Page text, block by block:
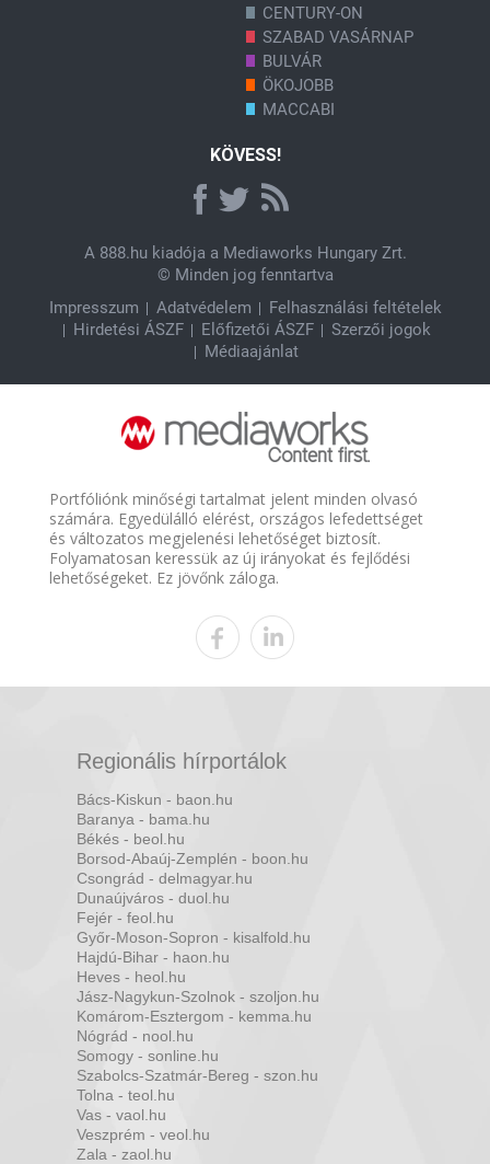
CENTURY-ON
SZABAD VASÁRNAP
BULVÁR
ÖKOJOBB
MACCABI
KÖVESS!
A 888.hukiadója a Mediaworks Hungary Zrt.
© Minden jog fenntartva
Impresszum
Adatvédelem
Felhasználási feltételek
Hirdetési ÁSZF
Előfizetői ÁSZF
Szerzői jogok
Médiaajánlat
Portfóliónk minőségi tartalmat jelent minden olvasó
számára. Egyedülálló elérést, országos lefedettséget
és változatos megjelenési lehetőséget biztosít.
Folyamatosan keressük az új irányokat és fejlődési
lehetőségeket. Ez jövőnk záloga.
Regionális hírportálok
Bács-Kiskun - baon.hu
Baranya - bama.hu
Békés - beol.hu
Borsod-Abaúj-Zemplén - boon.hu
Csongrád - delmagyar.hu
Dunaújváros - duol.hu
Fejér - feol.hu
Győr-Moson-Sopron - kisalfold.hu
Hajdú-Bihar - haon.hu
Heves - heol.hu
Jász-Nagykun-Szolnok - szoljon.hu
Komárom-Esztergom - kemma.hu
Nógrád - nool.hu
Somogy - sonline.hu
Szabolcs-Szatmár-Bereg - szon.hu
Tolna - teol.hu
Vas - vaol.hu
Veszprém - veol.hu
Zala - zaol.hu